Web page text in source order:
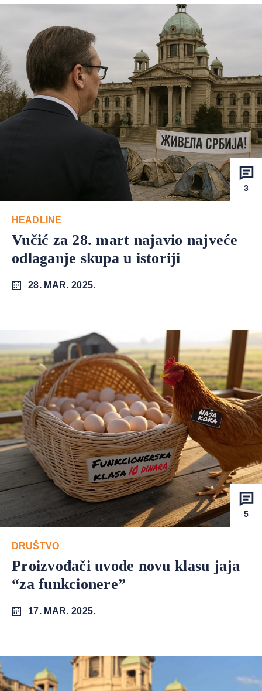
3
HEADLINE
Vučić za 28. mart najavio najveće
odlaganje skupa u istoriji
28. MAR. 2025.
5
DRUŠTVO
Proizvođači uvode novu klasu jaja
“za funkcionere”
17. MAR. 2025.